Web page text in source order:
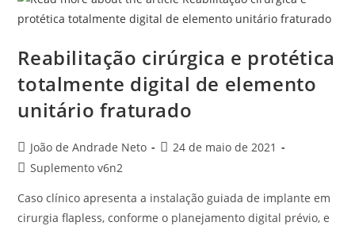
Reabilitação cirúrgica e protética
totalmente digital de elemento
unitário fraturado
João de Andrade Neto
24 de maio de 2021
Suplemento v6n2
Caso clínico apresenta a instalação guiada de implante em
cirurgia flapless, conforme o planejamento digital prévio, e